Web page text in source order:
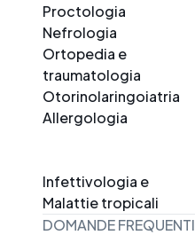
Proctologia
Nefrologia
Ortopedia e
traumatologia
Otorinolaringoiatria
Allergologia
Infettivologia e
Malattie tropicali
DOMANDE FREQUENTI